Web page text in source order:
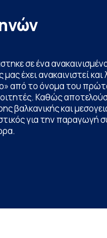
σε ένα
έχει ανακαινιστεί και
από το όνομα του
Καθώς
βαλκανικής και
για την παραγωγή